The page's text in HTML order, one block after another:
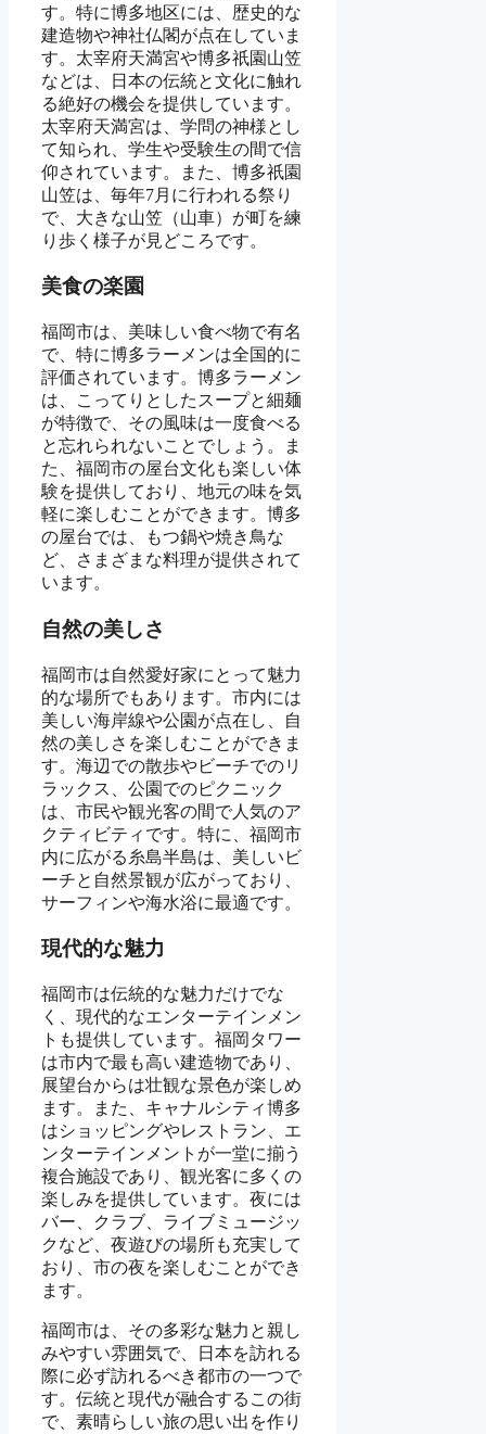
す。特に博多地区には、歴史的な
建造物や神社仏閣が点在していま
す。太宰府天満宮や博多祇園山笠
などは、日本の伝統と文化に触れ
る絶好の機会を提供しています。
太宰府天満宮は、学問の神様とし
て知られ、学生や受験生の間で信
仰されています。また、博多祇園
山笠は、毎年7月に行われる祭り
で、大きな山笠（山車）が町を練
り歩く様子が見どころです。
美食の楽園
福岡市は、美味しい食べ物で有名
で、特に博多ラーメンは全国的に
評価されています。博多ラーメン
は、こってりとしたスープと細麺
が特徴で、その風味は一度食べる
と忘れられないことでしょう。ま
た、福岡市の屋台文化も楽しい体
験を提供しており、地元の味を気
軽に楽しむことができます。博多
の屋台では、もつ鍋や焼き鳥な
ど、さまざまな料理が提供されて
います。
自然の美しさ
福岡市は自然愛好家にとって魅力
的な場所でもあります。市内には
美しい海岸線や公園が点在し、自
然の美しさを楽しむことができま
す。海辺での散歩やビーチでのリ
ラックス、公園でのピクニック
は、市民や観光客の間で人気のア
クティビティです。特に、福岡市
内に広がる糸島半島は、美しいビ
ーチと自然景観が広がっており、
サーフィンや海水浴に最適です。
現代的な魅力
福岡市は伝統的な魅力だけでな
く、現代的なエンターテインメン
トも提供しています。福岡タワー
は市内で最も高い建造物であり、
展望台からは壮観な景色が楽しめ
ます。また、キャナルシティ博多
はショッピングやレストラン、エ
ンターテインメントが一堂に揃う
複合施設であり、観光客に多くの
楽しみを提供しています。夜には
バー、クラブ、ライブミュージッ
クなど、夜遊びの場所も充実して
おり、市の夜を楽しむことができ
ます。
福岡市は、その多彩な魅力と親し
みやすい雰囲気で、日本を訪れる
際に必ず訪れるべき都市の一つで
す。伝統と現代が融合するこの街
で、素晴らしい旅の思い出を作り